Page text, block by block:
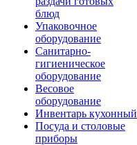
блюд
Упаковочное
оборудование
Санитарно-
гигиеническое
оборудование
Весовое
оборудование
Инвентарь кухонный
Посуда и столовые
приборы